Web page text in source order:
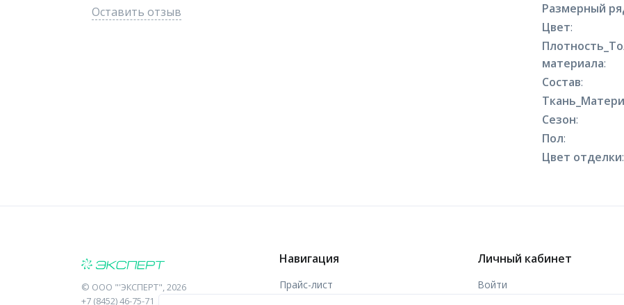
Оставить отзыв
Размерный
Цвет:
материала:
Состав:
Сезон:
Пол:
Цвет отделки:
© ООО "'ЭКСПЕРТ", 2026
+7 (8452) 46-75-71
Навигация
Прайс-лист
Личный кабинет
Войти